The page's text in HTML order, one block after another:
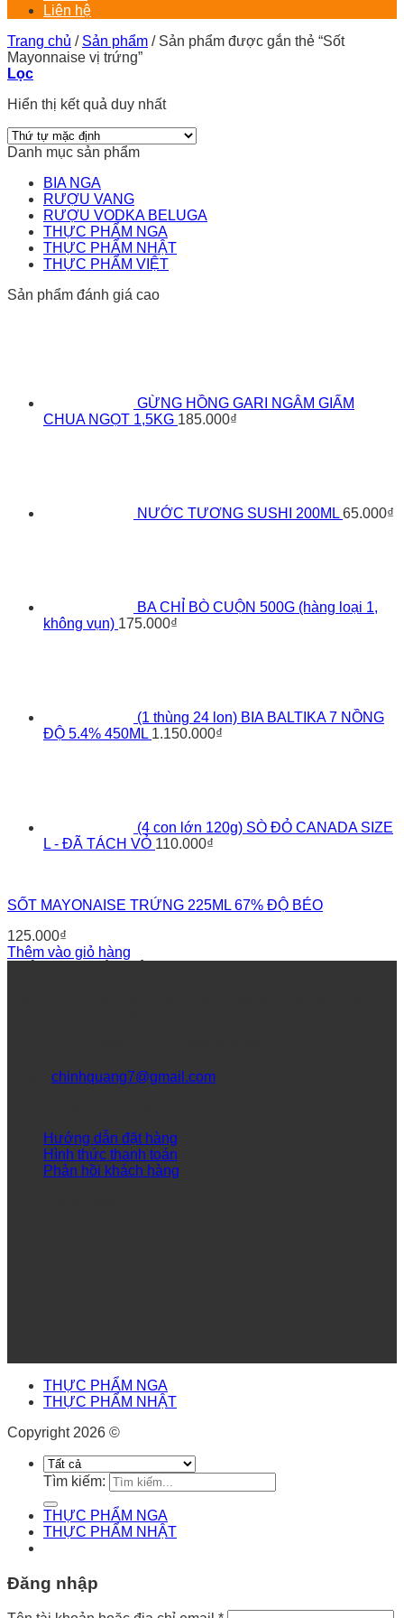
Liên hệ
Trang chủ / Sản phẩm /Sản phẩm được gắn thẻ “Sốt
Mayonnaise vị trứng”
Lọc
Hiển thị kết quả duy nhất
Danh mục sản phẩm
BIA NGA
RƯỢU VANG
RƯỢU VODKA BELUGA
THỰC PHẨM NGA
THỰC PHẨM NHẬT
THỰC PHẨM VIỆT
Sản phẩm đánh giá cao
GỪNG HỒNG GARI NGÂM GIẤM
CHUA NGỌT 1,5KG 185.000₫
NƯỚC TƯƠNG SUSHI 200ML 65.000₫
BA CHỈ BÒ CUỘN 500G (hàng loại 1,
không vụn) 175.000₫
(1 thùng 24 lon) BIA BALTIKA 7 NỒNG
ĐỘ 5.4% 450ML 1.150.000₫
(4 con lớn 120g) SÒ ĐỎ CANADA SIZE
L - ĐÃ TÁCH VỎ 110.000₫
SỐT MAYONAISE TRỨNG 225ML 67% ĐỘ BÉO
125.000₫
Thêm vào giỏ hàng
chinhquang7@gmail.com
Hướng dẫn đặt hàng
Hình thức thanh toán
Phản hồi khách hàng
THỰC PHẨM NGA
THỰC PHẨM NHẬT
Copyright 2026 ©
Tìm kiếm:
THỰC PHẨM NGA
THỰC PHẨM NHẬT
Đăng nhập